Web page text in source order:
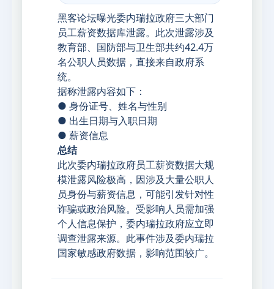
黑客论坛曝光委内瑞拉政府三大部门
员工薪资数据库泄露。此次泄露涉及
教育部、国防部与卫生部共约42.4万
名公职人员数据，直接来自政府系
统。
据称泄露内容如下：
● 身份证号、姓名与性别
● 出生日期与入职日期
● 薪资信息
总结
此次委内瑞拉政府员工薪资数据大规
模泄露风险极高，因涉及大量公职人
员身份与薪资信息，可能引发针对性
诈骗或政治风险。受影响人员需加强
个人信息保护，委内瑞拉政府应立即
调查泄露来源。此事件涉及委内瑞拉
国家敏感政府数据，影响范围较广。